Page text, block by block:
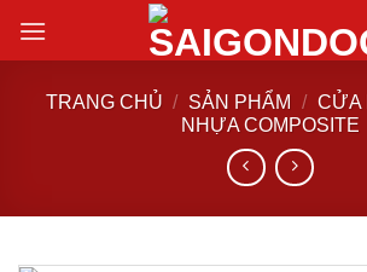
đến
TRANG CHỦ / SẢN PHẨM / CỬA
NHỰA COMPOSITE